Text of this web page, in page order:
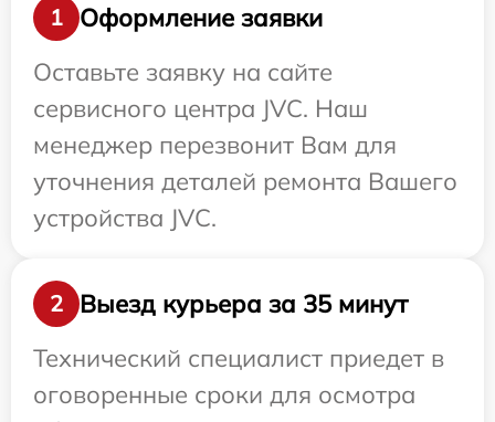
1
Оформление заявки
Оставьте заявку на сайте
сервисного центра JVC. Наш
менеджер перезвонит Вам для
уточнения деталей ремонта Вашего
устройства JVC.
2
Выезд курьера за 35 минут
Технический специалист приедет в
оговоренные сроки для осмотра